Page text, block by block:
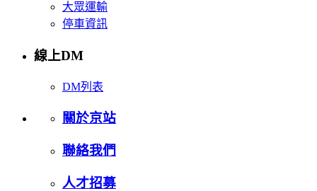
大眾運輸
停車資訊
線上DM
DM列表
關於京站
聯絡我們
人才招募